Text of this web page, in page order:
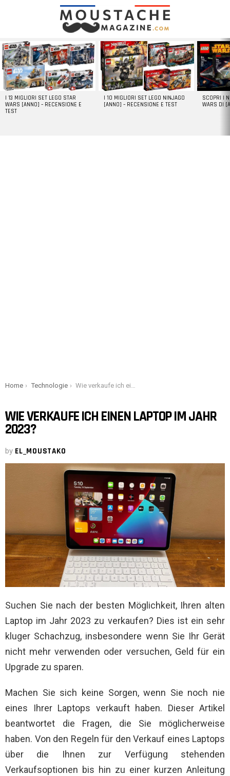
LATEST
STORIES
I 13 MIGLIORI SET LEGO STAR
WARS [ANNO] – RECENSIONE E
TEST
I 10 MIGLIORI SET LEGO NINJAGO
[ANNO] – RECENSIONE E TEST
SCOPRI I
WARS DI
You are here:
Home Technologie Wie verkaufe ich einen Laptop im Jahr 2023?
WIE VERKAUFE ICH EINEN LAPTOP IM JAHR
2023?
by EL_MOUSTAKO
Suchen Sie nach der besten Möglichkeit, Ihren alten
Laptop im Jahr 2023 zu verkaufen? Dies ist ein sehr
kluger Schachzug, insbesondere wenn Sie Ihr Gerät
nicht mehr verwenden oder versuchen, Geld für ein
Upgrade zu sparen.
Machen Sie sich keine Sorgen, wenn Sie noch nie
eines Ihrer Laptops verkauft haben. Dieser Artikel
beantwortet die Fragen, die Sie möglicherweise
haben. Von den Regeln für den Verkauf eines Laptops
über die Ihnen zur Verfügung stehenden
Verkaufsoptionen bis hin zu einer kurzen Anleitung